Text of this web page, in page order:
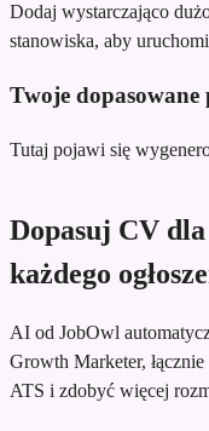
Dodaj wystarczająco
stanowiska, aby
Twoje dopasowane
Tutaj pojawi się
Dopasuj CV
każdego
AI od JobOwl
Growth Marketer,
ATS i zdobyć więcej